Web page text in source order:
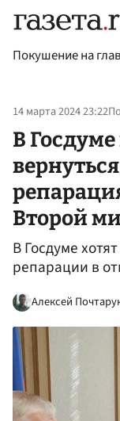
Покушение на
14 марта 2024 23:22
В
Второй
В Госдуме
репарации в
Алексей